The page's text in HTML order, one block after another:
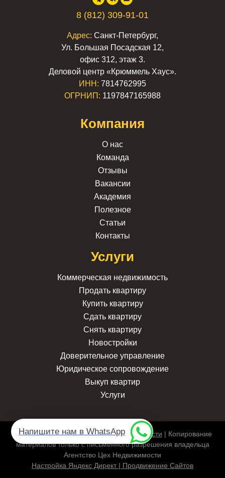
8 (812) 309-91-01
Адрес: Санкт-Петербург,
Ул. Большая Посадская 12,
офис 312, этаж 3.
Деловой центр «Крюммель Хаус».
ИНН: 7814762995
ОГРНИП: 1197847165988
Компания
О нас
Команда
Отзывы
Вакансии
Академия
Полезное
Статьи
Контакты
Услуги
Коммерческая недвижимость
Продать квартиру
Купить квартиру
Сдать квартиру
Снять квартиру
Новостройки
Доверительное управление
Юридическое сопровождение
Выкуп квартир
Услуги
2007-2026г. |Политика конфиденциальности | Копирование
материалов только с письменного разрешения владельца
Агентство Цех Недвижимости
Настройка Яндекс Директ | Продвижение Сайтов
Напишите нам в WhatsApp